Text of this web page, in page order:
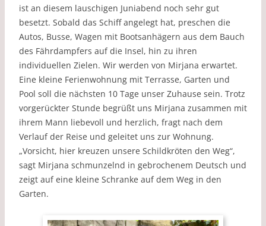
ist an diesem lauschigen Juniabend noch sehr gut
besetzt. Sobald das Schiff angelegt hat, preschen die
Autos, Busse, Wagen mit Bootsanhägern aus dem Bauch
des Fährdampfers auf die Insel, hin zu ihren
individuellen Zielen. Wir werden von Mirjana erwartet.
Eine kleine Ferienwohnung mit Terrasse, Garten und
Pool soll die nächsten 10 Tage unser Zuhause sein. Trotz
vorgerückter Stunde begrüßt uns Mirjana zusammen mit
ihrem Mann liebevoll und herzlich, fragt nach dem
Verlauf der Reise und geleitet uns zur Wohnung.
„Vorsicht, hier kreuzen unsere Schildkröten den Weg“,
sagt Mirjana schmunzelnd in gebrochenem Deutsch und
zeigt auf eine kleine Schranke auf dem Weg in den
Garten.